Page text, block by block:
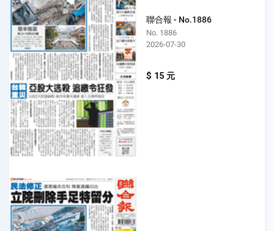
聯合報 - No.1886
No. 1886
2026-07-30
$ 15 元